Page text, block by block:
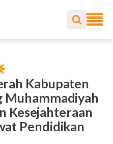
Kabupaten
Muhammadiyah
Kesejahteraan
Pendidikan